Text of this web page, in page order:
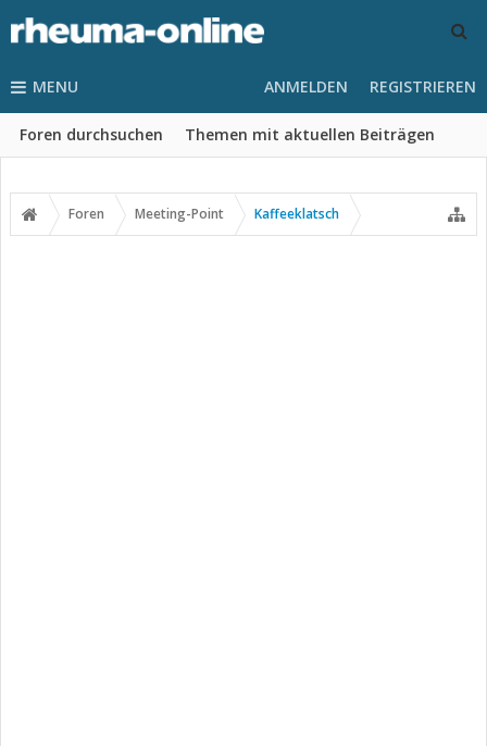
MENU
Foren durchsuchen Themen mit aktuellen Beiträgen
ANMELDEN REGISTRIEREN
Foren Meeting-Point Kaffeeklatsch